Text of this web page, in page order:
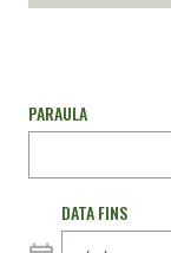
PARAULA
DATA FINS